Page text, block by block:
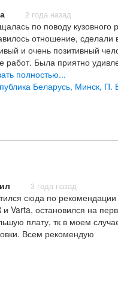
2 года назад
по поводу
отношение,
и очень позитивный
работ. Была приятно
Всем
отношение
полностью...
Беларусь, Минск, П.
3 года назад
сюда по
и Varta, остановился на
плату, тк в моем
Всем рекомендую